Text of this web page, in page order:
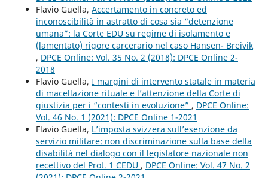
Flavio Guella, Accertamento in concreto ed
inconoscibilità in astratto di cosa sia “detenzione
umana”: la Corte EDU su regime di isolamento e
(lamentato) rigore carcerario nel caso Hansen- Breivik
, DPCE Online: Vol. 35 No. 2 (2018): DPCE Online 2-
2018
Flavio Guella, I margini di intervento statale in materia
di macellazione rituale e l’attenzione della Corte di
giustizia per i “contesti in evoluzione” , DPCE Online:
Vol. 46 No. 1 (2021): DPCE Online 1-2021
Flavio Guella, L’imposta svizzera sull’esenzione da
servizio militare: non discriminazione sulla base della
disabilità nel dialogo con il legislatore nazionale non
recettivo del Prot. 1 CEDU , DPCE Online: Vol. 47 No. 2